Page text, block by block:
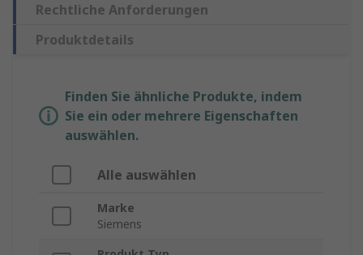
Rechtliche Anforderungen
Produktdetails
Finden Sie ähnliche Produkte, indem
Sie ein oder mehrere Eigenschaften
auswählen.
Alle auswählen
Marke
Siemens